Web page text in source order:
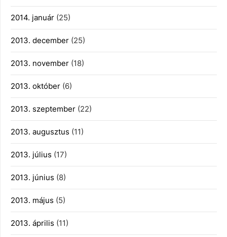
2014. január (25)
2013. december (25)
2013. november (18)
2013. október (6)
2013. szeptember (22)
2013. augusztus (11)
2013. július (17)
2013. június (8)
2013. május (5)
2013. április (11)